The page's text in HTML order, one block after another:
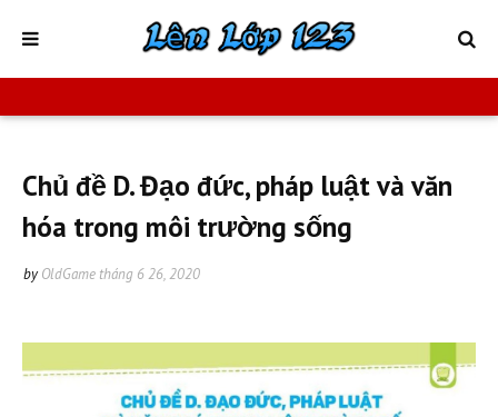
Chủ đề D. Đạo đức, pháp luật và văn
hóa trong môi trường sống
by OldGame tháng 6 26, 2020